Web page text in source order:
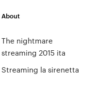
About
The nightmare
streaming 2015 ita
Streaming la sirenetta